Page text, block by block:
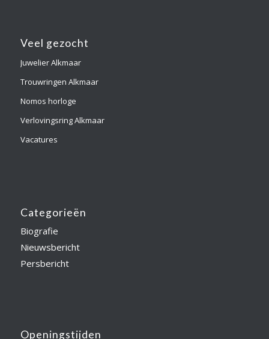
Veel gezocht
Juwelier Alkmaar
Trouwringen Alkmaar
Nomos horloge
Verlovingsring Alkmaar
Vacatures
Categorieën
Biografie
Nieuwsbericht
Persbericht
Openingstijden